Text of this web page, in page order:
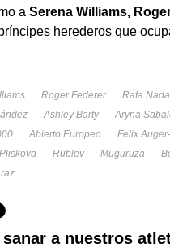
a Serena Williams,
herederos que
Roger Federer Rafa
Ashley Barty Aryna
Abierto Europeo Felix
Pliskova Rublev Muguruza
a nuestros